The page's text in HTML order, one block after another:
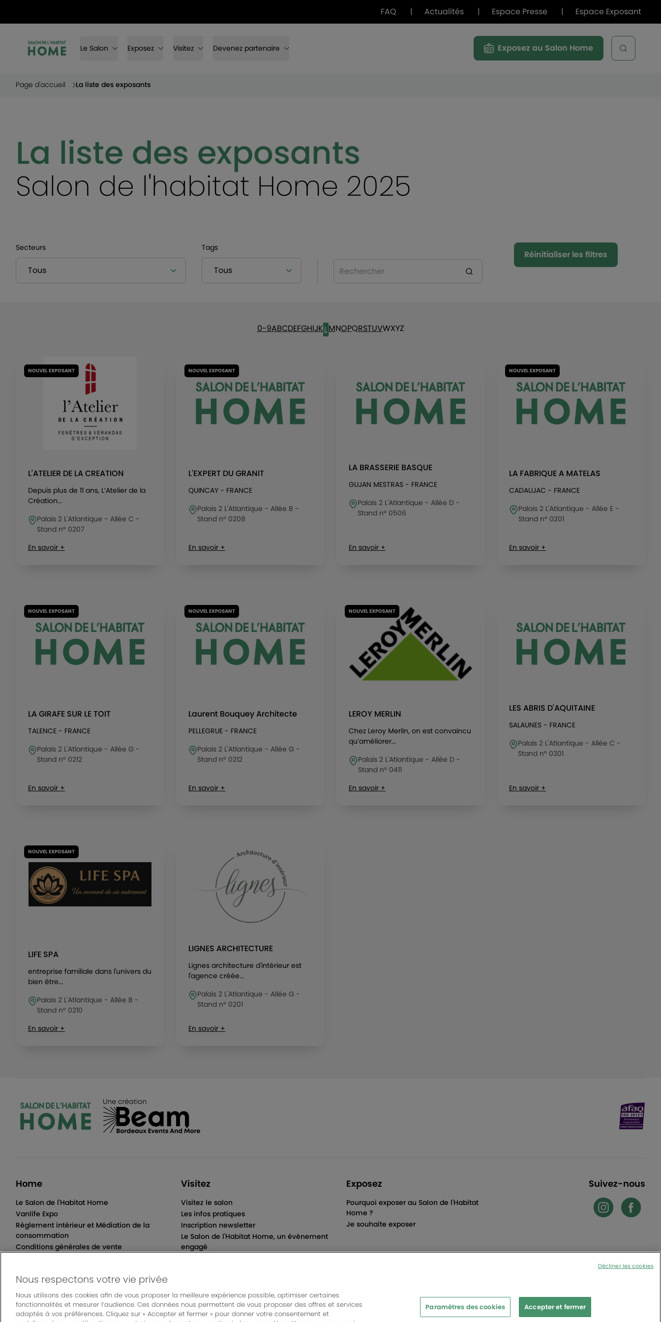
FAQ | Actualités | Espace Presse | Espace Exposant
Le Salon Exposez Visitez Devenez partenaire
Exposez au Salon Home
Open
Page d'accueil La liste des exposants
La liste des exposants
Salon de l'habitat Home 2025
Secteurs Tags
Rechercher
Réinitialiser les filtres
0-9ABCDEFGHIJKLMNOPQRSTUVWXYZ
NOUVEL EXPOSANT
L'ATELIER DE LA CREATION
Depuis plus de 11 ans, L’Atelier de la
Création...
Palais 2 L'Atlantique - Allée C -
Stand n° 0207
En savoir +
NOUVEL EXPOSANT
L'EXPERT DU GRANIT
QUINCAY - FRANCE
Palais 2 L'Atlantique - Allée B -
Stand n° 0208
En savoir +
LA BRASSERIE BASQUE
GUJAN MESTRAS - FRANCE
Palais 2 L'Atlantique - Allée D -
Stand n° 0506
En savoir +
NOUVEL EXPOSANT
LA FABRIQUE A MATELAS
CADAUJAC - FRANCE
Palais 2 L'Atlantique - Allée E -
Stand n° 0201
En savoir +
NOUVEL EXPOSANT
LA GIRAFE SUR LE TOIT
TALENCE - FRANCE
Palais 2 L'Atlantique - Allée G -
Stand n° 0212
En savoir +
NOUVEL EXPOSANT
Laurent Bouquey Architecte
PELLEGRUE - FRANCE
Palais 2 L'Atlantique - Allée G -
Stand n° 0212
En savoir +
NOUVEL EXPOSANT
LEROY MERLIN
Chez Leroy Merlin, on est convaincu
qu’améliorer...
Palais 2 L'Atlantique - Allée D -
Stand n° 0411
En savoir +
LES ABRIS D'AQUITAINE
SALAUNES - FRANCE
Palais 2 L'Atlantique - Allée C -
Stand n° 0301
En savoir +
NOUVEL EXPOSANT
LIFE SPA
entreprise familiale dans l'univers du
bien être...
Palais 2 L'Atlantique - Allée B -
Stand n° 0210
En savoir +
LIGNES ARCHITECTURE
Lignes architecture d'intérieur est
l'agence créée...
Palais 2 L'Atlantique - Allée G -
Stand n° 0201
En savoir +
Home
Le Salon de l'Habitat Home
Vanlife Expo
Règlement intérieur et Médiation de la
consommation
Conditions générales de vente
Visitez
Visitez le salon
Les infos pratiques
Inscription newsletter
Le Salon de l'Habitat Home, un évènement
engagé
Exposez
Pourquoi exposer au Salon de l'Habitat
Home ?
Je souhaite exposer
Suivez-nous
© Bordeaux Events And More | Rue Jean Samazeuilh - CS 20088 - 33070 Bordeaux cedex - France
Un événement organisé par Bordeaux Events And More|Charte de protection des données personnelles Règlement général des manifestations|Mentions légales
Nous respectons votre vie privée
Nous utilisons des cookies afin de vous proposer la meilleure expérience possible, optimiser certaines
fonctionnalités et mesurer l’audience. Ces données nous permettent de vous proposer des offres et services
adaptés à vos préférences. Cliquez sur « Accepter et fermer » pour donner votre consentement et
Paramètres des cookies Accepter et fermer
Décliner les cookies